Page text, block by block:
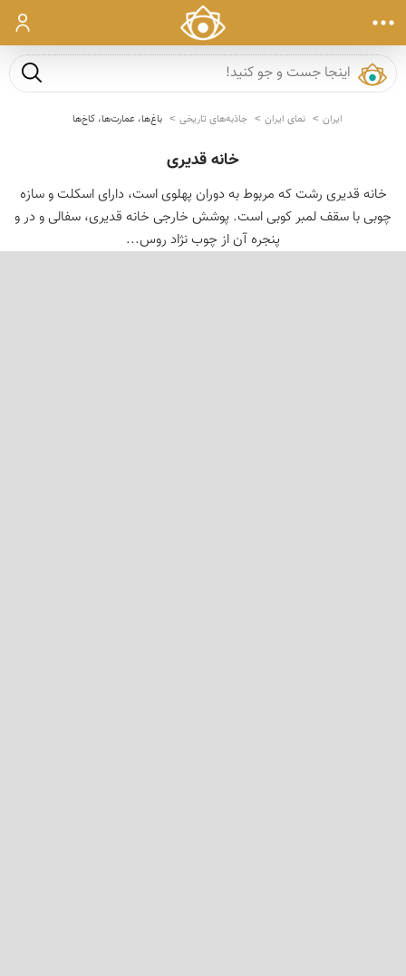
ورود
جست و
ایران نمای ایران جاذبه‌های تاریخی باغ‌ها، عمارت‌ها، کاخ‌ها
خانه قدیری
خانه قدیری رشت که مربوط به دوران پهلوی است، دارای اسکلت و سازه
چوبی با سقف لمبر کوبی است. پوشش خارجی خانه قدیری، سفالی و در و
پنجره آن از چوب نژاد روس...